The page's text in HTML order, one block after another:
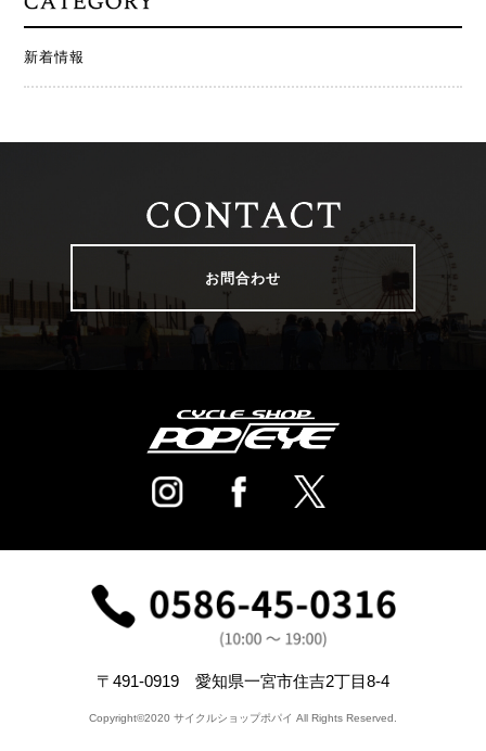
新着情報
お問合わせ
〒491-0919 愛知県一宮市住吉2丁目8-4
Copyright©2020 サイクルショップポパイ All Rights Reserved.